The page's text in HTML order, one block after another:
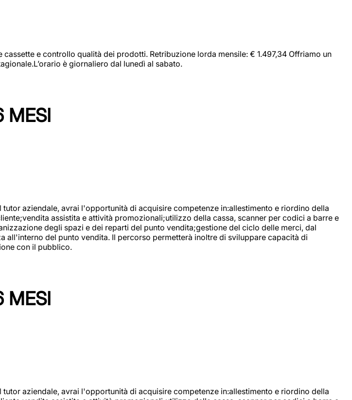
e controllo qualità dei prodotti. Retribuzione lorda mensile: € 1.497,34 Offriamo un
è giornaliero dal lunedì al sabato.
MESI
aziendale, avrai l'opportunità di acquisire competenze in:allestimento e riordino della
assistita e attività promozionali;utilizzo della cassa, scanner per codici a barre e
degli spazi e dei reparti del punto vendita;gestione del ciclo delle merci, dal
del punto vendita. Il percorso permetterà inoltre di sviluppare capacità di
con il pubblico.
MESI
aziendale, avrai l'opportunità di acquisire competenze in:allestimento e riordino della